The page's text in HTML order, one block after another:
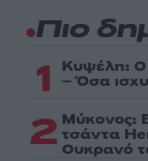
Πιο
1 Κυψέλη: Ο
– Όσα
2 Μύκονος:
τσάντα
Ουκρανό